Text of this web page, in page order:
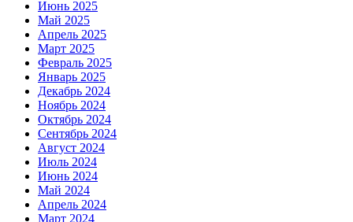
Июнь 2025
Май 2025
Апрель 2025
Март 2025
Февраль 2025
Январь 2025
Декабрь 2024
Ноябрь 2024
Октябрь 2024
Сентябрь 2024
Август 2024
Июль 2024
Июнь 2024
Май 2024
Апрель 2024
Март 2024